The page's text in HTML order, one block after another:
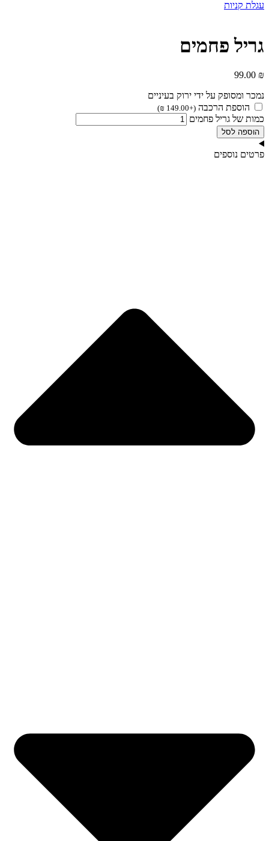
עגלת קניות
גריל פחמים
99.00 ₪
נמכר ומסופק על ידי ירוק בעיניים
הוספת הרכבה (
+
149.00
₪
)
כמות של גריל פחמים
הוספה לסל
פרטים נוספים